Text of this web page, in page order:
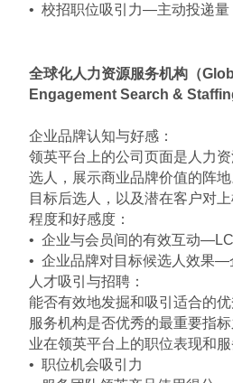
• 校招职位吸引力—主动投递量
全球化人力资源服务机构（
Engagement Search &
企业品牌认知与好感：
领英平台上的公司页面是人力
选人，展示商业品牌价值的阵
目标后选人，以及潜在客户对
程度和好感度：
• 企业与会员间的有效互动
• 企业品牌对目标候选人效果—
人才吸引与招聘：
能否有效地发掘和吸引适合的
服务机构是否优秀的最重要指
业在领英平台上的职位表现和服
• 职位机会吸引力